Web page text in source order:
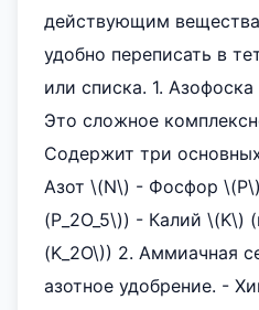
действующим
удобно переписать в
или списка. 1.
Это сложное
Содержит три
Азот \(N\) - Фосфор
(P_2O_5\)) - Калий \(K\)
(K_2O\)) 2. Аммиачная
азотное удобрение. -